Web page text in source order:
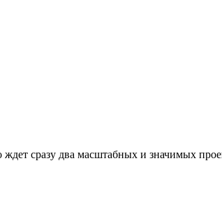
сразу два масштабных и значимых